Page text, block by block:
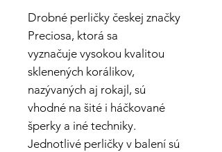
Drobné perličky českej značky
Preciosa, ktorá sa
vyznačuje vysokou kvalitou
sklenených korálikov,
nazývaných aj rokajl, sú
vhodné na šité i háčkované
šperky a iné techniky.
Jednotlivé perličky v balení sú